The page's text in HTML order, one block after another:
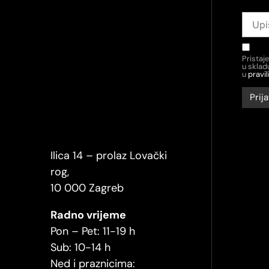
Ilica 14 – prolaz Lovački
rog,
10 000 Zagreb
Radno vrijeme
Pon – Pet: 11-19 h
Sub: 10-14 h
Ned i praznicima:
u
u